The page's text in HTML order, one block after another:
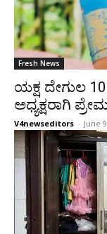
Fresh News
ಯಕ್ಷ ದೇಗುಲ
ಅಧ್ಯಕ್ಷರಾಗಿ
V4newseditors - June